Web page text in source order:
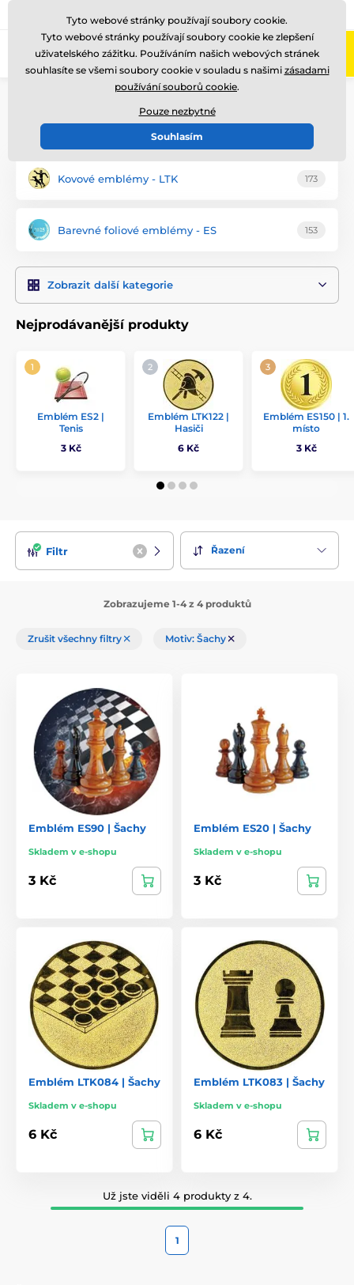
Zavolejte nám (Po-Pá 8-17)
Šachové emblémy
Kovové emblémy - LTK 173
Barevné foliové emblémy - ES 153
Zobrazit další kategorie
Nejprodávanější produkty
Emblém ES2 |
Tenis
3 Kč
Emblém LTK122 |
Hasiči
6 Kč
Emblém ES150 | 1.
místo
3 Kč
Filtr Řazení
Zobrazujeme 1-4 z 4 produktů
Zrušit všechny filtry Motiv: Šachy
Emblém ES90 | Šachy
Skladem v e-shopu
3 Kč
Emblém ES20 | Šachy
Skladem v e-shopu
3 Kč
Emblém LTK084 | Šachy
Skladem v e-shopu
6 Kč
Emblém LTK083 | Šachy
Skladem v e-shopu
6 Kč
Už jste viděli 4 produkty z 4.
1
Tyto webové stránky používají soubory cookie.
Tyto webové stránky používají soubory cookie ke zlepšení
uživatelského zážitku. Používáním našich webových stránek
souhlasíte se všemi soubory cookie v souladu s našimi zásadami
používání souborů cookie.
Pouze nezbytné
Souhlasím